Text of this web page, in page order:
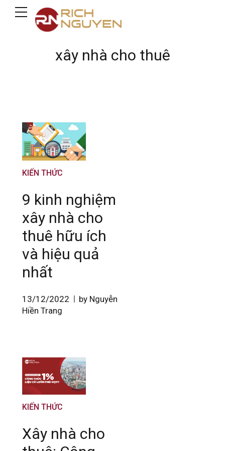
xây nhà cho thuê
KIẾN THỨC
9 kinh nghiệm
xây nhà cho
thuê hữu ích
và hiệu quả
nhất
13/12/2022
by Nguyễn
Hiền Trang
KIẾN THỨC
Xây nhà cho